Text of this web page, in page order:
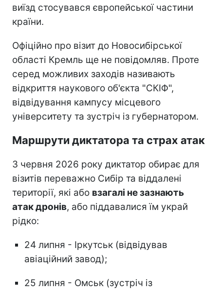
виїзд стосувався європейської частини
країни.
Офіційно про візит до Новосибірської
області Кремль ще не повідомляв. Проте
серед можливих заходів називають
відкриття наукового об'єкта "СКІФ",
відвідування кампусу місцевого
університету та зустріч із губернатором.
Маршрути диктатора та страх атак
З червня 2026 року диктатор обирає для
візитів переважно Сибір та віддалені
території, які або взагалі не зазнають
атак дронів, або піддавалися їм украй
рідко:
24 липня - Іркутськ (відвідував
авіаційний завод);
25 липня - Омськ (зустріч із